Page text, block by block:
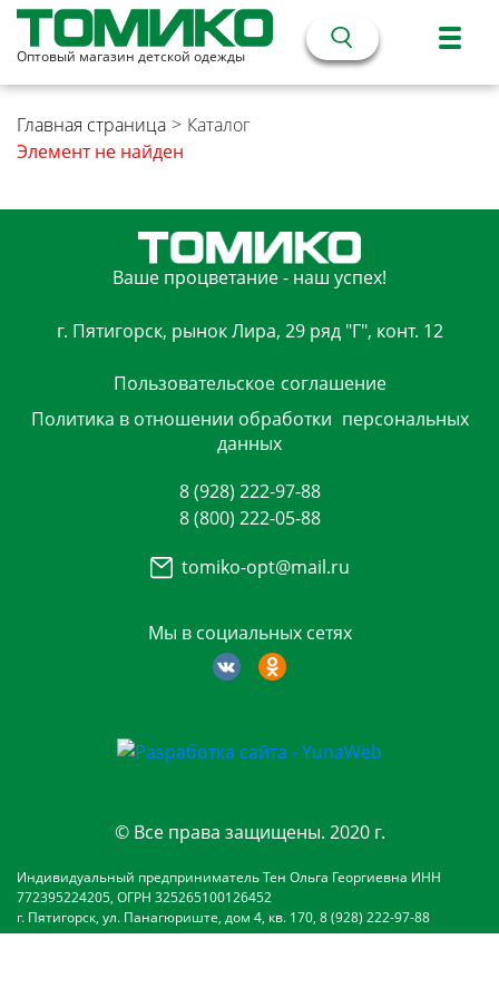
Оптовый магазин детской одежды
Главная страница > Каталог
Элемент не найден
Ваше процветание - наш успех!
г. Пятигорск, рынок Лира, 29 ряд "Г", конт. 12
Пользовательское соглашение
Политика в отношении обработки персональных
данных
Мы в социальных сетях
8 (928) 222-97-88
8 (800) 222-05-88
tomiko-opt@mail.ru
© Все права защищены. 2020 г.
Индивидуальный предприниматель Тен Ольга Георгиевна ИНН
772395224205, ОГРН 325265100126452
г. Пятигорск, ул. Панагюриште, дом 4, кв. 170, 8 (928) 222-97-88